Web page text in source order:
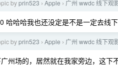
byprin523 › Apple › 广州 wwdc 线下观
哈哈哈我也还没定是不是一定去线
byprin523 › Apple › 广州 wwdc 线下观
州场的，居然就在我家旁边，这下